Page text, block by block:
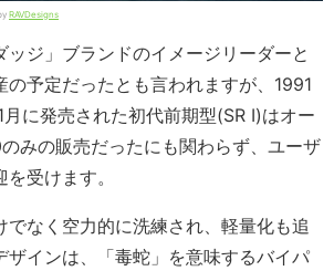
RAVDesigns
ッジ」ブランドのイメージリーダーと
の予定だったとも言われますが、1991
に発売された初代前期型(SR I)はオー
みの販売だったにも関わらず、ユーザ
受けます。
でなく空力的に洗練され、軽量化も追
ザインは、「毒蛇」を意味するバイパ